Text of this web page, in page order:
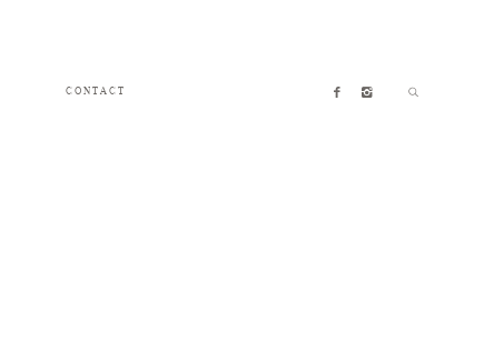
CONTACT